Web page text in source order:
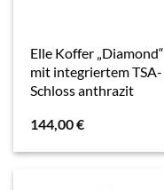
Elle Koffer „Diamond“
mit integriertem TSA-
Schloss anthrazit
144,00€